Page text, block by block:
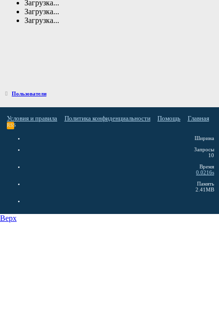
Загрузка...
Загрузка...
Загрузка...
Пользователи
Условия и правила Политика конфиденциальности Помощь Главная
RSS
Ширина
Запросы
10
Время
0.0216s
Память
2.41MB
Верх